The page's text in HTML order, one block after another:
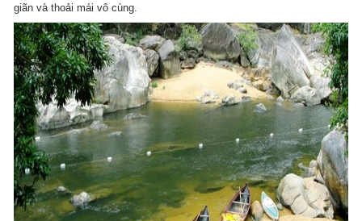
giãn và thoải mái vô cùng.